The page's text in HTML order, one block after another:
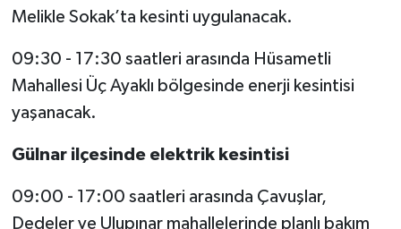
Melikle Sokak’ta kesinti uygulanacak.
09:30 - 17:30 saatleri arasında Hüsametli
Mahallesi Üç Ayaklı bölgesinde enerji kesintisi
yaşanacak.
Gülnar ilçesinde elektrik kesintisi
09:00 - 17:00 saatleri arasında Çavuşlar,
Dedeler ve Ulupınar mahallelerinde planlı bakım